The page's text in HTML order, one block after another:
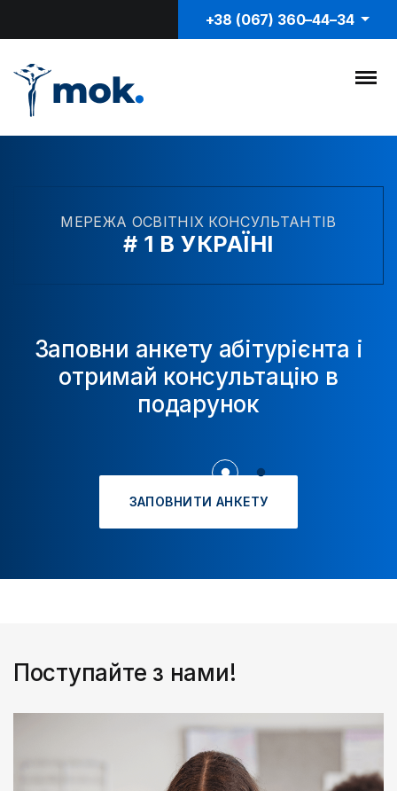
+38 (067) 360–44–34
МЕРЕЖА ОСВІТНІХ КОНСУЛЬТАНТІВ
# 1 В УКРАЇНІ
Заповни анкету абітурієнта і
отримай консультацію в
подарунок
ЗАПОВНИТИ АНКЕТУ
Поступайте з нами!